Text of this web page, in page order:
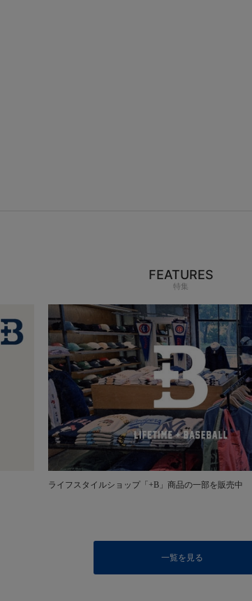
FEATURES
特集
ライフスタイルショップ「+B」商品の一部を販売中
一覧を見る